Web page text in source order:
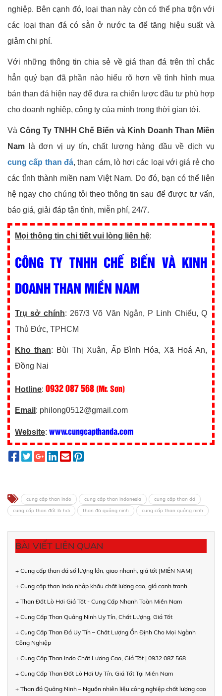
nghiệp. Bên cạnh đó, loại than này còn có thể pha trộn với
các loại than đá có sẵn ở nước ta để tăng hiệu suất và
giảm chi phí.
Với những thông tin chia sẻ về giá than đá trên thì chắc
hẳn quý bạn đã phần nào hiểu rõ hơn về tình hình mua
bán than đá hiện nay để đưa ra chiến lược đầu tư phù hợp
cho doanh nghiệp, công ty của mình trong thời gian tới.
Và Công Ty TNHH Chế Biến và Kinh Doanh Than Miền
Nam là đơn vị uy tín, chất lượng hàng đầu về dịch vụ
cung cấp than đá, than cám, lò hơi các loại với giá rẻ cho
các tỉnh thành miền nam Việt Nam. Do đó, bạn có thể liên
hệ ngay cho chúng tôi theo thông tin sau để được tư vấn,
báo giá, giải đáp tận tình, miễn phí, 24/7.
Mọi thông tin chi tiết vui lòng liên hệ:
CÔNG TY TNHH CHẾ BIẾN VÀ KINH
DOANH THAN MIỀN NAM
Trụ sở chính: 267/3 Võ Văn Ngân, P Linh Chiểu, Q
Thủ Đức, TPHCM
Kho than: Bùi Thị Xuân, Ấp Bình Hóa, Xã Hoá An,
Đồng Nai
Hotline: 0932 087 568 (Mr. Sơn)
Email : philong0512@gmail.com
Website: www.cungcapthanda.com
cung cấp than indo cung cấp than indonesia
cung cấp than đá
cung cấp than đốt lò hơi
than đá quảng ninh cung cấp than quảng ninh
BÀI VIẾT LIÊN QUAN
+ Cung cấp than đá số lượng lớn, giao nhanh, giá tốt [MIỀN NAM]
+ Cung cấp than Indo nhập khẩu chất lượng cao, giá cạnh tranh
+ Than Đốt Lò Hơi Giá Tốt - Cung Cấp Nhanh Toàn Miền Nam
+ Cung Cấp Than Quảng Ninh Uy Tín, Chất Lượng, Giá Tốt
+ Cung Cấp Than Đá Uy Tín – Chất Lượng Ổn Định Cho Mọi Ngành
Công Nghiệp
+ Cung Cấp Than Indo Chất Lượng Cao, Giá Tốt | 0932 087 568
+ Cung Cấp Than Đốt Lò Hơi Uy Tín, Giá Tốt Tại Miền Nam
+ Than đá Quảng Ninh – Nguồn nhiên liệu công nghiệp chất lượng cao